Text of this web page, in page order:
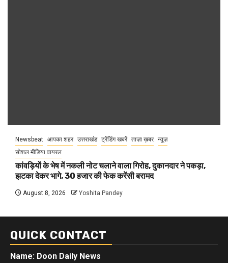
Newsbeat आपका शहर उत्तराखंड ट्रेंडिंग खबरें ताज़ा ख़बर न्यूज़
सोशल मीडिया वायरल
कांवड़ियों के भेष में नकली नोट चलाने वाला गिरोह, दुकानदार ने पकड़ा,
झटका देकर भागे, 30 हजार की फेक करेंसी बरामद
August 8, 2026 Yoshita Pandey
QUICK CONTACT
Name: Doon Daily News